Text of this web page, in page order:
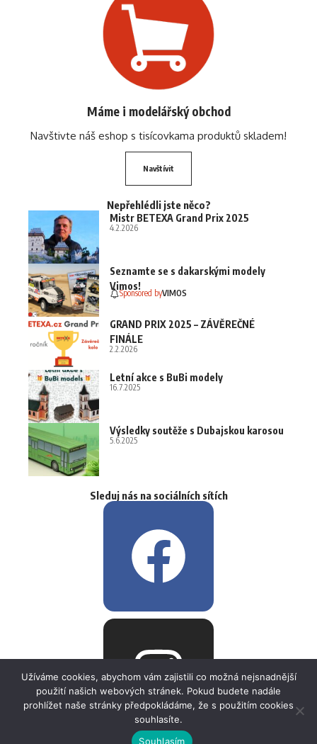
Máme i modelářský obchod
Navštivte náš eshop s tisícovkama produktů skladem!
Navštívit
Nepřehlédli jste něco?
Mistr BETEXA Grand Prix 2025
4.2.2026
Seznamte se s dakarskými modely
Vimos!
Sponsored byVIMOS
GRAND PRIX 2025 – ZÁVĚREČNÉ
FINÁLE
2.2.2026
Letní akce s BuBi modely
16.7.2025
Výsledky soutěže s Dubajskou karosou
5.6.2025
Sleduj nás na sociálních sítích
Užíváme cookies, abychom vám zajistili co možná nejsnadnější
použití našich webových stránek. Pokud budete nadále
prohlížet naše stránky předpokládáme, že s použitím cookies
souhlasíte.
Souhlasím